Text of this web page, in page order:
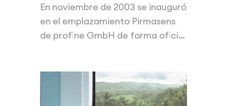
En noviembre de 2003 se inauguró
en el emplazamiento Pirmasens
de profine GmbH de forma oficial